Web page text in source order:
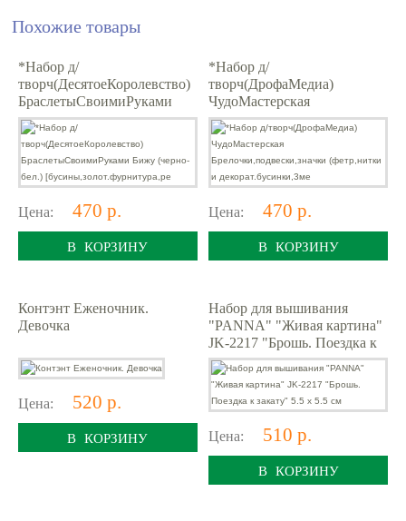
Похожие товары
*Набор д/
творч(ДесятоеКоролевство)
БраслетыСвоимиРуками
Бижу (черно-бел.)
[бусины,золот.фурнитура,ре
Цена: 470 р.
В КОРЗИНУ
*Набор д/
творч(ДрофаМедиа)
ЧудоМастерская
Брелочки,подвески,значки
(фетр,нитки и
декорат.бусинки,3ме
Цена: 470 р.
В КОРЗИНУ
Контэнт Еженочник.
Девочка
Цена: 520 р.
В КОРЗИНУ
Набор для вышивания
"PANNA" "Живая картина"
JK-2217 "Брошь. Поездка к
закату" 5.5 х 5.5 см
Цена: 510 р.
В КОРЗИНУ